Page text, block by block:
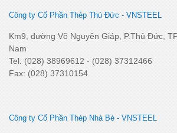
Công ty Cổ Phần Thép Thủ Đức - VNSTEEL
Km9, đường Võ Nguyên Giáp, P.Thủ Đức,
Nam
Tel: (028) 38969612 - (028) 37312466
Fax: (028) 37310154
Công ty Cổ Phần Thép Nhà Bè - VNSTEEL